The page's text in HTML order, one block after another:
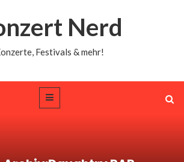
Nerd
Festivals & mehr!